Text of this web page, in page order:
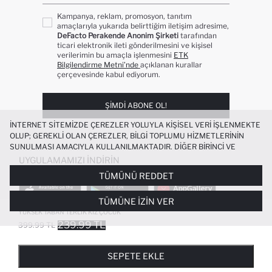
YÜKSEK TABAN TERLIK KIZ ÇOCUK
399.99 TL 239.99 TL
SEPETE EKLE
Kampanya, reklam, promosyon, tanıtım
amaçlarıyla yukarıda belirttiğim iletişim adresime,
DeFacto Perakende Anonim Şirketi tarafından
ticari elektronik ileti gönderilmesini ve kişisel
verilerimin bu amaçla işlenmesini ETK
Bilgilendirme Metni’nde açıklanan kurallar
çerçevesinde kabul ediyorum.
ŞIMDI ABONE OL!
UYGULAMAMIZI İNDIRIN
POPÜLER KATEGORILER
KADIN BEYAZ TIŞÖRT
İNTERNET SITEMIZDE ÇEREZLER YOLUYLA KIŞISEL VERI IŞLENMEKTE
OLUP; GEREKLI OLAN ÇEREZLER, BILGI TOPLUMU HIZMETLERININ
SUNULMASI AMACIYLA KULLANILMAKTADIR. DIĞER BIRINCI VE
ÜÇÜNCÜ TARAF ÇEREZLER ISE SIZE DAHA IYI BIR ALIŞVERIŞ
DENEYIMI SUNULABILMESI, SITEMIZIN DAHA IŞLEVSEL KILINMASI VE
KIŞISELLEŞTIRMESI VE AÇIK RIZA VERMENIZ HALINDE, SIZLERE
YÖNELIK PAZARLAMA FAALIYETLERININ YAPILMASI AMAÇLARIYLA
SINIRLI OLARAK KULLANILACAKTIR. ÇEREZLERE DAIR TERCIHLERINIZI
ÇEREZ TERCIHLERIPANELI ARACILIĞIYLA HER ZAMAN YÖNETEBILIR,
ÇEREZLERLE ILGILI DAHA DETAYLI BILGIYE
TÜMÜNÜ REDDET
TÜMÜNE İZIN VER